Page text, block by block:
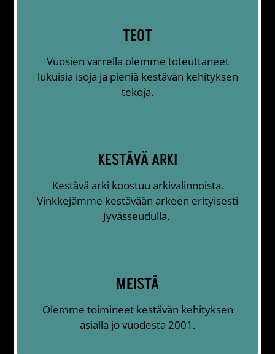
TEOT
Vuosien varrella olemme toteuttaneet
lukuisia isoja ja pieniä kestävän kehityksen
tekoja.
KESTÄVÄ ARKI
Kestävä arki koostuu arkivalinnoista.
Vinkkejämme kestävään arkeen erityisesti
Jyvässeudulla.
MEISTÄ
Olemme toimineet kestävän kehityksen
asialla jo vuodesta 2001.